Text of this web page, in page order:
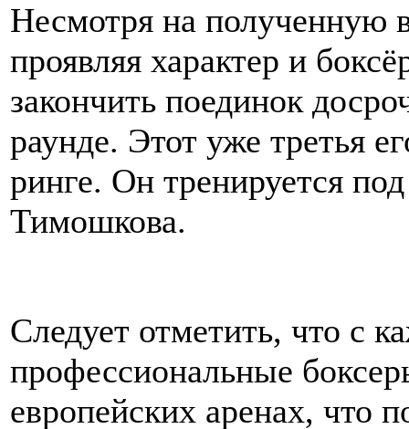
Несмотря на полученную
проявляя характер и
закончить поединок
раунде. Этот уже третья
ринге. Он тренируется
Тимошкова.
Следует отметить, что с
профессиональные
европейских аренах, что